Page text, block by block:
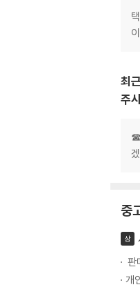
최
주
☎
중
상
판
개